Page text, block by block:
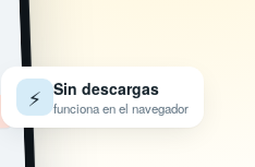
⚡ Sin descargas
funciona en el navegador